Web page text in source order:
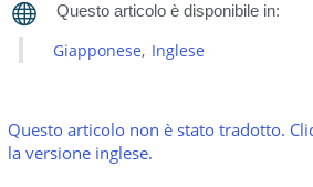
Giapponese Inglese
Questo articolo non è stato tradotto.
la versione inglese.